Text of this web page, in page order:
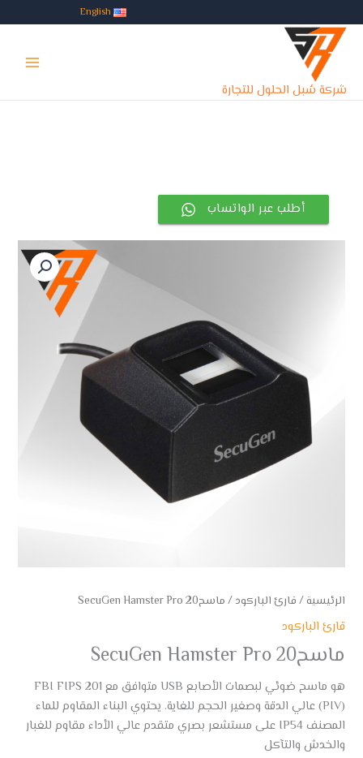
إلى
المحتوى
English
شركة سُبل الحلول للتجارة
Menu
أطلب عبر الواتساب
الرئيسية/قارئ الباركود/ ماسحSecuGen Hamster Pro 20
قارئ الباركود
ماسحSecuGen Hamster Pro 20
هو ماسح ضوئي لبصمات الأصابع USB متوافق مع FBI FIPS 201
(PIV) عالي الدقة وصغير الحجم للغاية. يحتوي البناء المقاوم للماء
المصنف IP54 على مستشعر بصري متقدم عالي الأداء مقاوم للغبار
والخدش والتآكل